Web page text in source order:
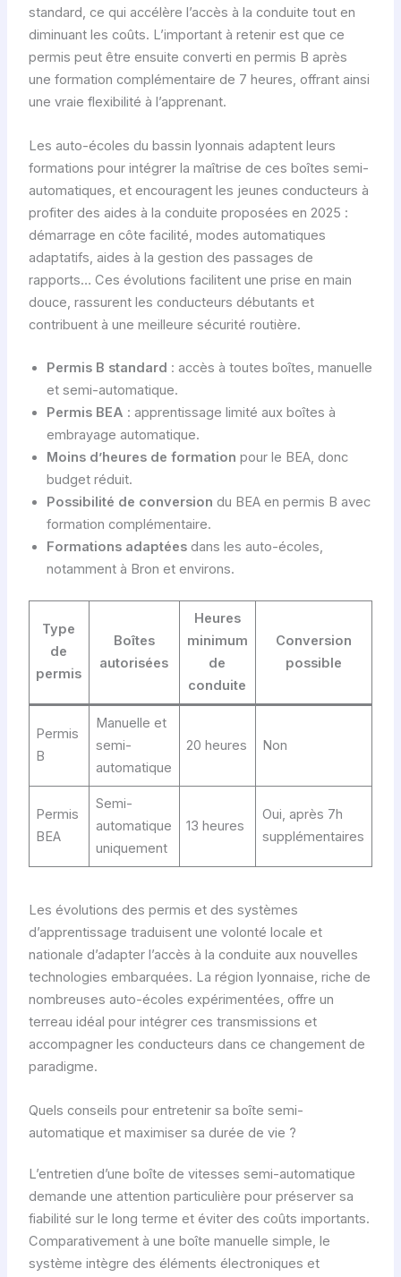
standard, ce qui accélère l’accès à la conduite tout en
diminuant les coûts. L’important à retenir est que ce
permis peut être ensuite converti en permis B après
une formation complémentaire de 7 heures, offrant ainsi
une vraie flexibilité à l’apprenant.
Les auto-écoles du bassin lyonnais adaptent leurs
formations pour intégrer la maîtrise de ces boîtes semi-
automatiques, et encouragent les jeunes conducteurs à
profiter des aides à la conduite proposées en 2025 :
démarrage en côte facilité, modes automatiques
adaptatifs, aides à la gestion des passages de
rapports… Ces évolutions facilitent une prise en main
douce, rassurent les conducteurs débutants et
contribuent à une meilleure sécurité routière.
Permis B standard : accès à toutes boîtes, manuelle
et semi-automatique.
Permis BEA : apprentissage limité aux boîtes à
embrayage automatique.
Moins d’heures de formation pour le BEA, donc
budget réduit.
Possibilité de conversion du BEA en permis B avec
formation complémentaire.
Formations adaptéesdans les auto-écoles,
notamment à Bron et environs.
Type
de
permis
Boîtes
autorisées
Heures
minimum
de
conduite
Conversion
possible
Permis
B
Manuelle et
semi-
automatique
20 heures Non
Permis
BEA
Semi-
automatique
uniquement
13 heures
Oui, après 7h
supplémentaires
Les évolutions des permis et des systèmes
d’apprentissage traduisent une volonté locale et
nationale d’adapter l’accès à la conduite aux nouvelles
technologies embarquées. La région lyonnaise, riche de
nombreuses auto-écoles expérimentées, offre un
terreau idéal pour intégrer ces transmissions et
accompagner les conducteurs dans ce changement de
paradigme.
Quels conseils pour entretenir sa boîte semi-
automatique et maximiser sa durée de vie ?
L’entretien d’une boîte de vitesses semi-automatique
demande une attention particulière pour préserver sa
fiabilité sur le long terme et éviter des coûts importants.
Comparativement à une boîte manuelle simple, le
système intègre des éléments électroniques et